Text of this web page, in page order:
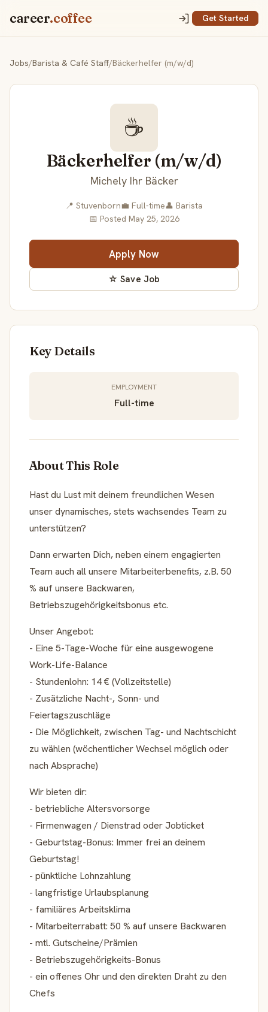
career.coffee Get Started
Jobs/Barista & Café Staff/Bäckerhelfer (m/w/d)
☕
Bäckerhelfer (m/w/d)
Michely Ihr Bäcker
📍 Stuvenborn💼 Full-time👤 Barista
📅 Posted May 25, 2026
Apply Now
☆ Save Job
Key Details
EMPLOYMENT
Full-time
About This Role
Hast du Lust mit deinem freundlichen Wesen
unser dynamisches, stets wachsendes Team zu
unterstützen?
Dann erwarten Dich, neben einem engagierten
Team auch all unsere Mitarbeiterbenefits, z.B. 50
% auf unsere Backwaren,
Betriebszugehörigkeitsbonus etc.
Unser Angebot:
- Eine 5-Tage-Woche für eine ausgewogene
Work-Life-Balance
- Stundenlohn: 14 € (Vollzeitstelle)
- Zusätzliche Nacht-, Sonn- und
Feiertagszuschläge
- Die Möglichkeit, zwischen Tag- und Nachtschicht
zu wählen (wöchentlicher Wechsel möglich oder
nach Absprache)
Wir bieten dir:
- betriebliche Altersvorsorge
- Firmenwagen / Dienstrad oder Jobticket
- Geburtstag-Bonus: Immer frei an deinem
Geburtstag!
- pünktliche Lohnzahlung
- langfristige Urlaubsplanung
- familiäres Arbeitsklima
- Mitarbeiterrabatt: 50 % auf unsere Backwaren
- mtl. Gutscheine/Prämien
- Betriebszugehörigkeits-Bonus
- ein offenes Ohr und den direkten Draht zu den
Chefs